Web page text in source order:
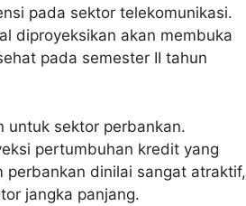
pada sektor telekomunikasi.
diproyeksikan akan membuka
pada semester II tahun
untuk sektor perbankan.
pertumbuhan kredit yang
perbankan dinilai sangat atraktif,
jangka panjang.